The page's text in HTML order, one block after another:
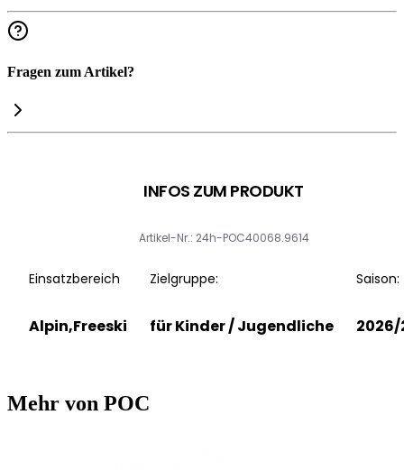
Fragen zum Artikel?
INFOS ZUM PRODUKT
Artikel-Nr.: 24h-POC40068.9614
Einsatzbereich
Alpin,Freeski
Zielgruppe:
für Kinder / Jugendliche
Saison:
2026/
Mehr von POC